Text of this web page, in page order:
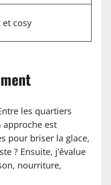
et cosy
les quartiers
approche est
pour briser la glace,
? Ensuite, j’évalue
nourriture,